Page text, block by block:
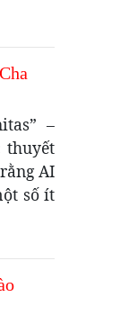
–
thuyết
AI
số ít